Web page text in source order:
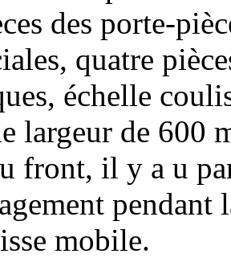
des porte-
quatre
échelle
largeur de 600
front, il y a u
mobile.